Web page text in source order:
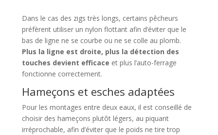
Dans le cas des zigs très longs, certains pêcheurs
préfèrent utiliser un nylon flottant afin d’éviter que le
bas de ligne ne se courbe ou ne se colle au plomb.
Plus la ligne est droite, plus la détection des
touches devient efficace et plus l’auto-ferrage
fonctionne correctement.
Hameçons et esches adaptées
Pour les montages entre deux eaux, il est conseillé de
choisir des hameçons plutôt légers, au piquant
irréprochable, afin d’éviter que le poids ne tire trop